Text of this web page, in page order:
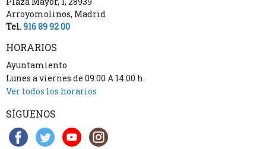
Arroyomolinos, Madrid
Tel.916 89 92 00
HORARIOS
Ayuntamiento
Lunes a viernes de 09:00 A 14:00 h.
Ver todos los horarios
SÍGUENOS